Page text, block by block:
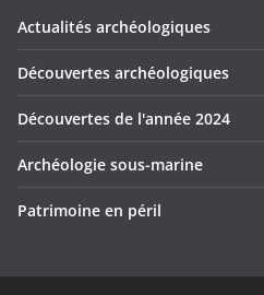
Actualités archéologiques
Découvertes archéologiques
Découvertes de l'année 2024
Archéologie sous-marine
Patrimoine en péril